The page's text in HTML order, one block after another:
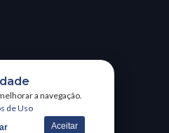
a navegação.
de Uso
Aceitar